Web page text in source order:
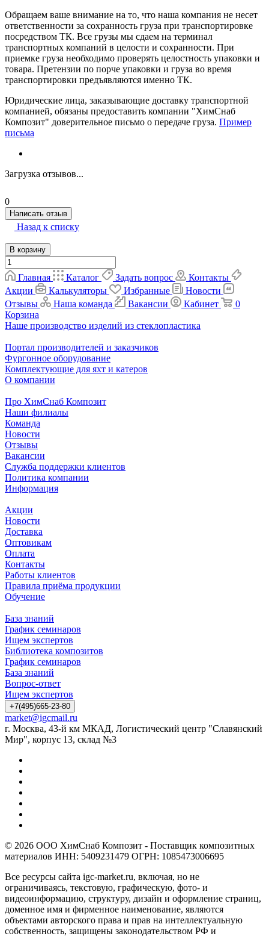
Обращаем ваше внимание на то, что наша компания не несет
ответственности за сохранность груза при транспортировке
посредством ТК. Все грузы мы сдаем на терминал
транспортных компаний в целости и сохранности. При
приемке груза необходимо проверять целостность упаковки и
товара. Претензии по порче упаковки и груза во время
транспортировки предъявляются именно ТК.
Юридические лица, заказывающие доставку транспортной
компанией, обязаны предоставить компании "ХимСнаб
Композит" доверительное письмо о передаче груза. Пример
письма
Загрузка отзывов...
0
Написать отзыв
Назад к списку
В корзину
Главная Каталог Задать вопрос
Контакты
Акции
Калькуляторы Избранные
Новости
Отзывы
Наша команда Вакансии Кабинет
0
Корзина
Наше производство изделий из стеклопластика
Портал производителей и заказчиков
Фургонное оборудование
Комплектующие для яхт и катеров
О компании
Про ХимСнаб Композит
Наши филиалы
Команда
Новости
Отзывы
Вакансии
Служба поддержки клиентов
Политика компании
Информация
Акции
Новости
Доставка
Оптовикам
Оплата
Контакты
Работы клиентов
Правила приёма продукции
Обучение
База знаний
График семинаров
Ищем экспертов
Библиотека композитов
График семинаров
База знаний
Вопрос-ответ
Ищем экспертов
+7(495)665-23-80
market@igcmail.ru
г. Москва, 43-й км МКАД, Логистический центр "Славянский
Мир", корпус 13, склад №3
© 2026 ООО ХимСнаб Композит - Поставщик композитных
материалов ИНН: 5409231479 ОГРН: 1085473006695
Все ресурсы сайта igc-market.ru, включая, но не
ограничиваясь, текстовую, графическую, фото- и
видеоинформацию, структуру, дизайн и оформление страниц,
доменное имя и фирменное наименование, являются
объектами авторского права и прав на интеллектуальную
собственность, защищены законодательством РФ и